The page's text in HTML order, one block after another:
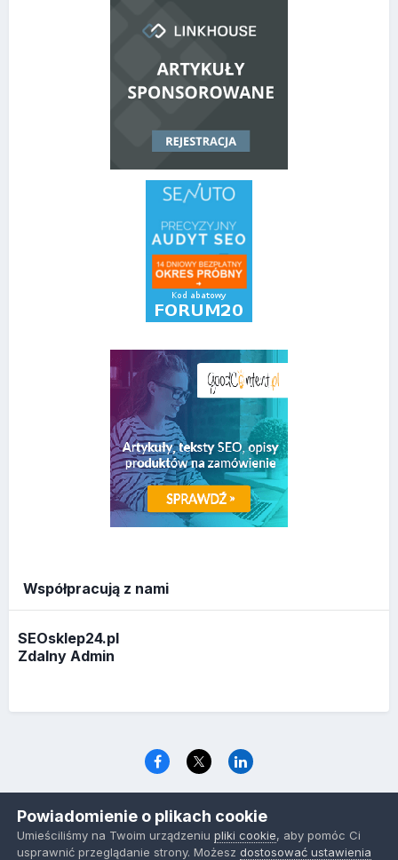
Współpracują z nami
SEOsklep24.pl
Zdalny Admin
www.optymalizacja.com
Powered by Invision Community
Powiadomienie o plikach cookie
Umieściliśmy na Twoim urządzeniupliki cookie, aby pomóc Ci
usprawnić przeglądanie strony. Możeszdostosować ustawienia